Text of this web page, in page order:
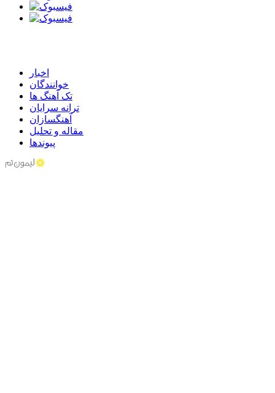
اخبار
خوانندگان
تک آهنگ ها
ترانه سرایان
آهنگسازان
مقاله و تحلیل
پیوندها